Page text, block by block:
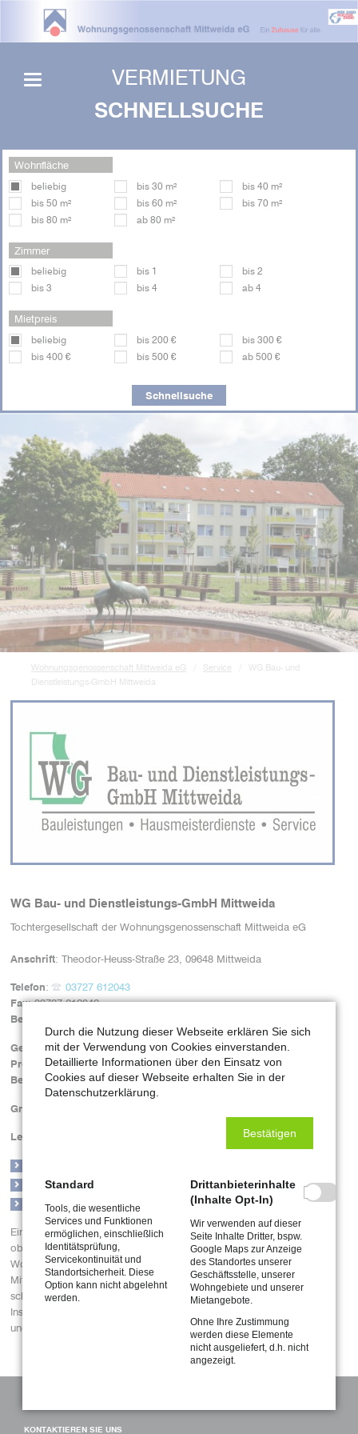
VERMIETUNG
SCHNELLSUCHE
Wohnfläche
beliebig bis 30 m²
bis 40 m²
bis 50 m²
bis 60 m²
bis 70 m²
bis 80 m²
ab 80 m²
Zimmer
beliebig bis 1
bis 2
bis 3
bis 4 ab 4
Mietpreis
beliebig bis 200 €
bis 300 €
bis 400 €
bis 500 € ab 500 €
Schnellsuche
Wohnungsgenossenschaft Mittweida eG Service
WG Bau- und
Dienstleistungs-GmbH Mittweida
WG Bau- und Dienstleistungs-GmbH Mittweida
Tochtergesellschaft der Wohnungsgenossenschaft Mittweida eG
Anschrift: Theodor-Heuss-Straße 23, 09648 Mittweida
Fax: 03727 612042
Bereitschaftsdienst: 0170 2706267
Geschäftsführerin: Jutta Bornemann
Betriebsleiter: Danilo Hamel
Gründung:
Leistungsbereiche:
Bau- und Reparaturleistungen (einschließlich Modernisierung)
Hauswart und andere Dienstleistungen
Ein Mitarbeiterstamm von insgesamt 22 Arbeitnehmern erbringt die
Wohnungsgenossenschaft Mittweida eG. Somit profitieren unsere
Mitglieder vom umfassenden Service, einem gepflegten Wohnumfeld,
schneller Hilfe bei Reparaturmeldungen, sowie der stetigen
Instandhaltungs- und Instandsetzungsarbeiten, die der Werterhaltung
und Verschönerung unserer Wohnungsbestände dienen.
Pflichtfeld
E-Mail*
Durch die Nutzung dieser Webseite erklären Sie sich
mit der Verwendung von Cookies einverstanden.
Detaillierte Informationen über den Einsatz von
Cookies auf dieser Webseite erhalten Sie in der
Datenschutzerklärung.
Bestätigen
Standard
Tools, die wesentliche
Services und Funktionen
ermöglichen, einschließlich
Identitätsprüfung,
Servicekontinuität und
Standortsicherheit. Diese
Option kann nicht abgelehnt
werden.
Drittanbieterinhalte
(Inhalte Opt-In)
Wir verwenden auf dieser
Seite Inhalte Dritter, bspw.
Google Maps zur Anzeige
des Standortes unserer
Geschäftsstelle, unserer
Wohngebiete und unserer
Mietangebote.
Ohne Ihre Zustimmung
werden diese Elemente
nicht ausgeliefert, d.h. nicht
angezeigt.